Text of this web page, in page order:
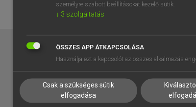
EGYÉNI FELHASZNÁLÓKNAK
TANULÓKNAK
VÁLLALATI MEGOLDÁSOK
SÚGÓ
RÓLUNK
SÜTI BEÁLLÍTÁSOK
személyre szabott beállításokat kezelő sütik.
↓ 3 szolgáltatás
ÖSSZES APP ÁTKAPCSOLÁSA
Használja ezt a kapcsolót az összes alkalmazás
Csak a szükséges sütik
elfogadása